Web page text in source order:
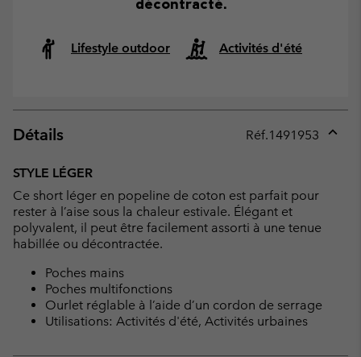
Lifestyle outdoor Activités d'été
Détails Réf.1491953
STYLE LÉGER
Ce short léger en popeline de coton est parfait pour
rester à l’aise sous la chaleur estivale. Élégant et
polyvalent, il peut être facilement assorti à une tenue
habillée ou décontractée.
Poches mains
Poches multifonctions
Ourlet réglable à l’aide d’un cordon de serrage
Utilisations: Activités d'été, Activités urbaines